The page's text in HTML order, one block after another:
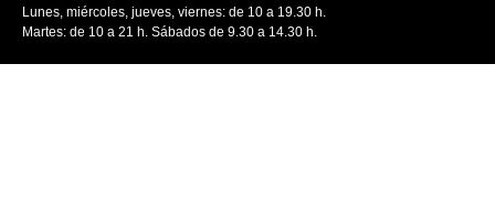
Lunes, miércoles, jueves, viernes: de 10 a 19.30 h.
Martes: de 10 a 21 h. Sábados de 9.30 a 14.30 h.